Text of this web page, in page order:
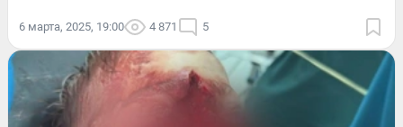
6 марта, 2025, 19:00 4 871 5